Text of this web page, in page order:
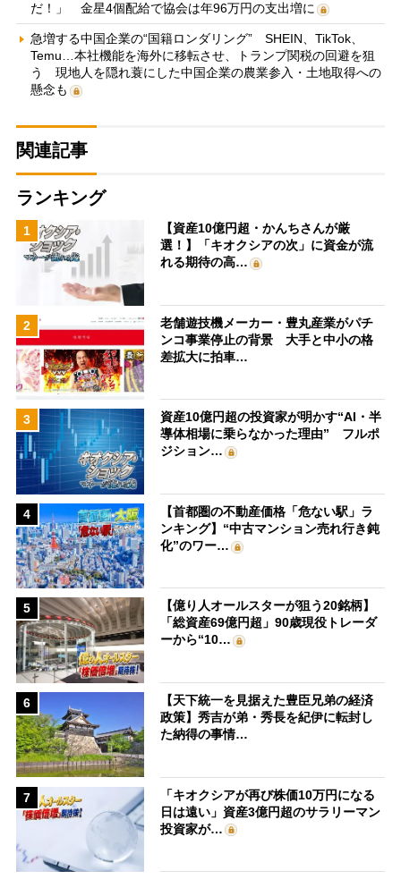
だ！」 金星4個配給で協会は年96万円の支出増に
急増する中国企業の“国籍ロンダリング” SHEIN、TikTok、
Temu…本社機能を海外に移転させ、トランプ関税の回避を狙
う 現地人を隠れ蓑にした中国企業の農業参入・土地取得への
懸念も
関連記事
ランキング
1
【資産10億円超・かんちさんが厳
選！】「キオクシアの次」に資金が流
れる期待の高…
2
老舗遊技機メーカー・豊丸産業がパチ
ンコ事業停止の背景 大手と中小の格
差拡大に拍車…
3
資産10億円超の投資家が明かす“AI・半
導体相場に乗らなかった理由” フルポ
ジション…
4
【首都圏の不動産価格「危ない駅」ラ
ンキング】“中古マンション売れ行き鈍
化”のワー…
5
【億り人オールスターが狙う20銘柄】
「総資産69億円超」90歳現役トレーダ
ーから“10…
6
【天下統一を見据えた豊臣兄弟の経済
政策】秀吉が弟・秀長を紀伊に転封し
た納得の事情…
7
「キオクシアが再び株価10万円になる
日は遠い」資産3億円超のサラリーマン
投資家が…